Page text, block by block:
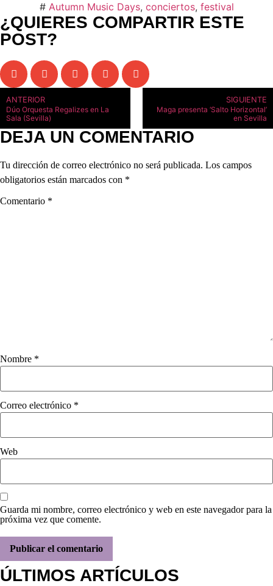
# Autumn Music Days, conciertos, festival
¿QUIERES COMPARTIR ESTE
POST?
ANTERIOR
Dúo Orquesta Regalizes en La
Sala (Sevilla)
SIGUIENTE
Maga presenta ‘Salto Horizontal’
en Sevilla
DEJA UN COMENTARIO
Tu dirección de correo electrónico no será publicada. Los campos
obligatorios están marcados con *
Comentario *
Nombre *
Correo electrónico *
Web
Guarda mi nombre, correo electrónico y web en este navegador para la
próxima vez que comente.
ÚLTIMOS ARTÍCULOS